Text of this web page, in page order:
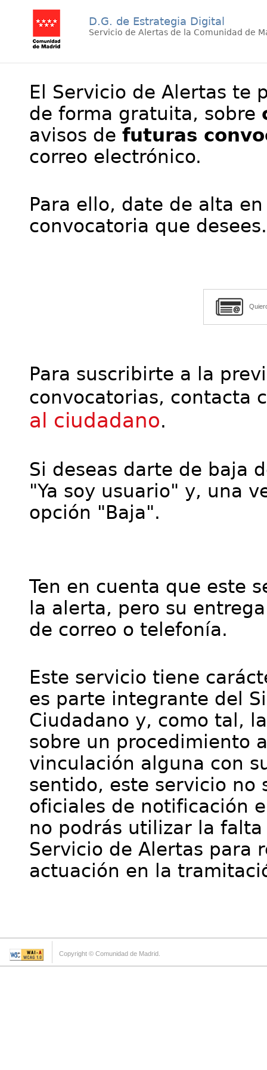
D.G. de Estrategia Digital
Servicio de Alertas de la Comunidad de
El Servicio de Alertas te
de forma gratuita, sobre
avisos de futuras
correo electrónico.
Para ello, date de alta
convocatoria que desees.
Para suscribirte a la
convocatorias, contacta
al ciudadano.
Si deseas darte de baja
"Ya soy usuario" y, una
opción "Baja".
Ten en cuenta que este
la alerta, pero su
de correo o telefonía.
Este servicio tiene
es parte integrante del
Ciudadano y, como tal,
sobre un procedimiento
vinculación alguna con
sentido, este servicio no
oficiales de notificación
no podrás utilizar la
Servicio de Alertas para
actuación en la
Copyright © Comunidad de Madrid.